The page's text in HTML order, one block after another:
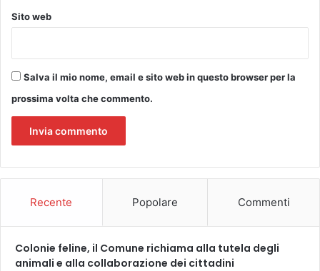
o
r
o
a
6
m
Sito web
Salva il mio nome, email e sito web in questo browser per la
prossima volta che commento.
Recente Popolare Commenti
Colonie feline, il Comune richiama alla tutela degli
animali e alla collaborazione dei cittadini